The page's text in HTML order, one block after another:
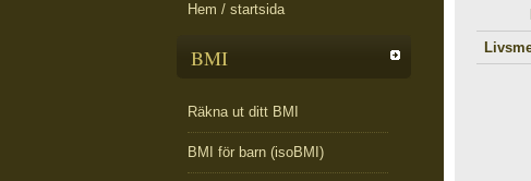
Hem / startsida
BMI
Räkna ut ditt BMI
BMI för barn (isoBMI)